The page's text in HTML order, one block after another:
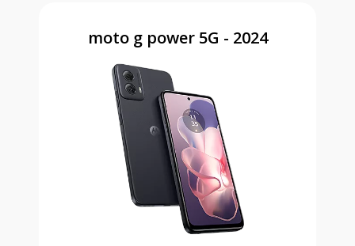
moto g power 5G - 2024